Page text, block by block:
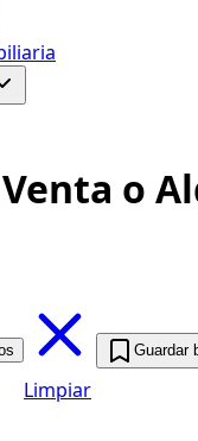
o
Limpiar
Guardar